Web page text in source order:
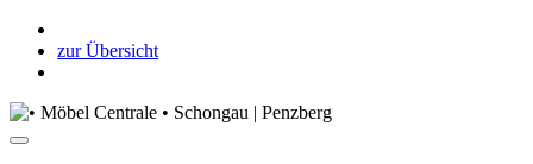
zur Übersicht